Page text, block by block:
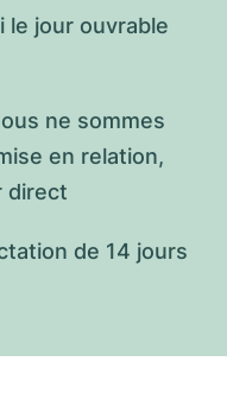
le jour ouvrable
ne sommes
en relation,
direct
de 14 jours